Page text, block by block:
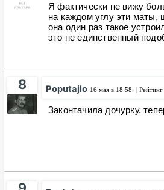
Я фактически не вижу
на каждом углу эти маты,
она один раз такое
это не единственный
8 Poputajlo 16 мая в 18:58 | Рейтинг
Законтачила дочурку,